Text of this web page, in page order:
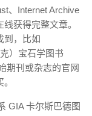
、Internet Archive
获得完整文章。
到，比如
）宝石学图书
期刊或杂志的官网
GIA 卡尔斯巴德图